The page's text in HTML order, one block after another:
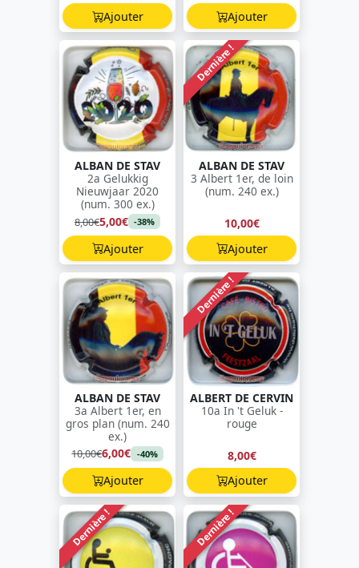
Ajouter
Ajouter
ALBAN DE STAV
2a Gelukkig
Nieuwjaar 2020
(num. 300 ex.)
8,00€5,00€ -38%
Ajouter
Dernière !
ALBAN DE STAV
3 Albert 1er, de loin
(num. 240 ex.)
10,00€
Ajouter
ALBAN DE STAV
3a Albert 1er, en
gros plan (num. 240
ex.)
10,00€6,00€ -40%
Ajouter
Dernière !
ALBERT DE CERVIN
10a In 't Geluk -
rouge
8,00€
Ajouter
Dernière ! Dernière !